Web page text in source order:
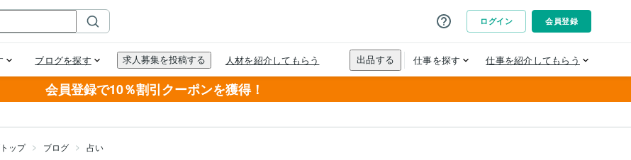
会員登録で10％割引クーポンを獲得！
ップ ブログ 占い